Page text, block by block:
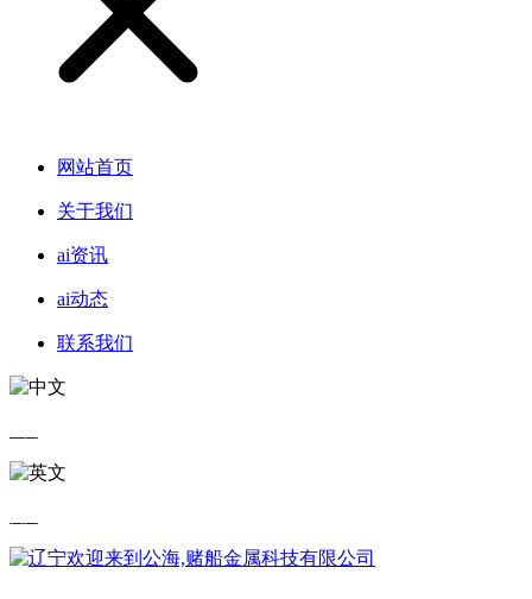
网站首页
关于我们
ai资讯
ai动态
联系我们